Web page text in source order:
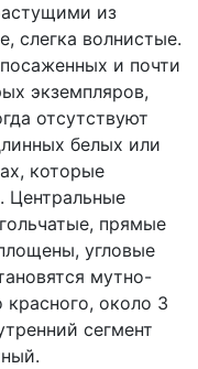
из
слегка волнистые.
и почти
экземпляров,
отсутствуют
белых или
которые
Центральные
прямые
угловые
мутно-
около 3
сегмент